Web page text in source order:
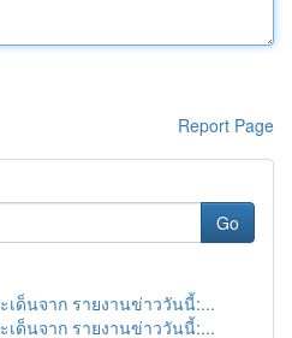
Report Page
Go
ด็นจาก รายงานข่าววันนี้:...
ด็นจาก รายงานข่าววันนี้:...